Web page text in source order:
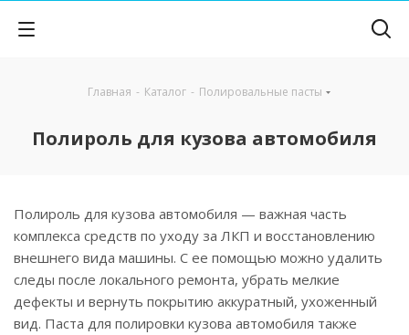
Главная - Каталог - Полировальные пасты
Полироль для кузова автомобиля
Полироль для кузова автомобиля — важная часть
комплекса средств по уходу за ЛКП и восстановлению
внешнего вида машины. С ее помощью можно удалить
следы после локального ремонта, убрать мелкие
дефекты и вернуть покрытию аккуратный, ухоженный
вид. Паста для полировки кузова автомобиля также